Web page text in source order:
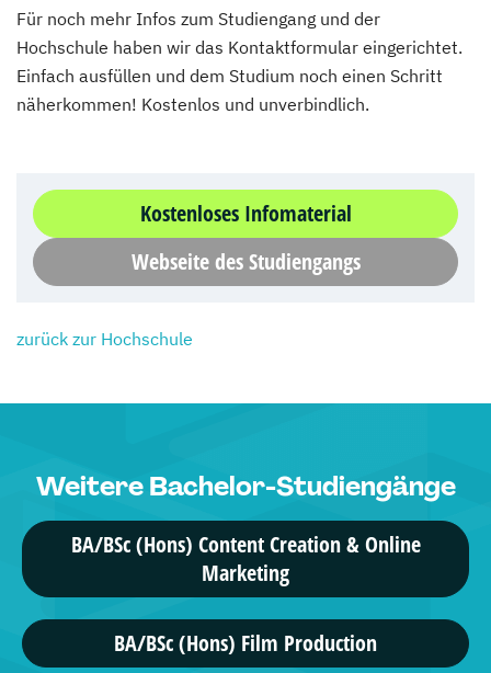
Für noch mehr Infos zum Studiengang und der
Hochschule haben wir das Kontaktformular eingerichtet.
Einfach ausfüllen und dem Studium noch einen Schritt
näherkommen! Kostenlos und unverbindlich.
Kostenloses Infomaterial
Webseite des Studiengangs
zurück zur Hochschule
Weitere Bachelor-Studiengänge
BA/BSc (Hons) Content Creation & Online
Marketing
BA/BSc (Hons) Film Production